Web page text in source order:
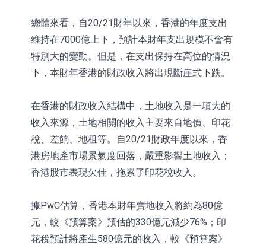
總體來看，自20/21財年以來，香港的年度支出
維持在7000億上下，預計本財年支出規模不會有
特別大的變動。但是，在支出保持在高位的情況
下，本財年香港的財政收入將出現斷崖式下跌。
在香港的財政收入結構中，土地收入是一項大的
收入來源，土地相關的收入主要來自地價、印花
稅、差餉、地租等。自20/21財政年度以來，香
港房地產市場景氣度回落，嚴重影響土地收入；
香港股市表現欠佳，拖累了印花稅收入。
據PwC估算，香港本財年賣地收入將約為80億
元，較《預算案》預估的330億元減少76%；印
花稅預計將產生580億元的收入，較《預算案》